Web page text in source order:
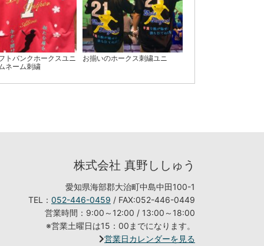
トバンクホークスユニ
ネーム刺繍
お揃いのホークス刺繍ユニ
株式会社 真野ししゅう
愛知県海部郡大治町中島中田100-1
TEL： 052-446-0459 / FAX:052-446-0449
営業時間：9:00～12:00 / 13:00～18:00
※営業土曜日は15：00までになります。
営業日カレンダーを見る